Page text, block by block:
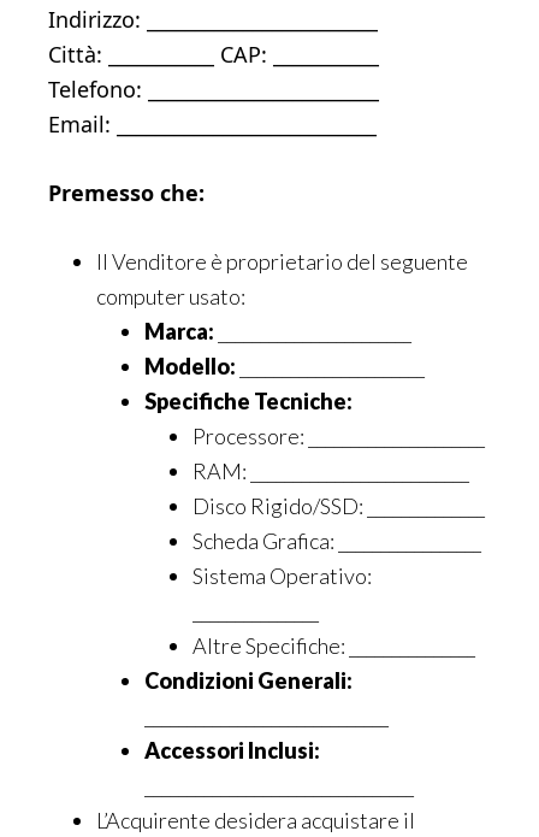
Indirizzo: ________________________
Città: ___________ CAP: ___________
Telefono: ________________________
Email: ___________________________
Premesso che:
Il Venditore è proprietario del seguente
computer usato:
Marca:
Modello:
Specifiche Tecniche:
Processore: _____________________
RAM: __________________________
Disco Rigido/SSD: ______________
Scheda Grafica: _________________
Sistema Operativo:
Altre Specifiche: _______________
Condizioni Generali:
Accessori Inclusi:
L’Acquirente desidera acquistare il